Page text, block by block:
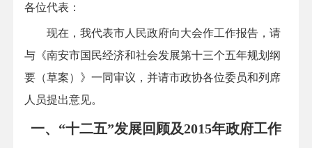
各位代表：
现在，我代表市人民政府向大会作工作报告，请
与《南安市国民经济和社会发展第十三个五年规划纲
要（草案）》一同审议，并请市政协各位委员和列席
人员提出意见。
一、“十二五”发展回顾及2015年政府工作